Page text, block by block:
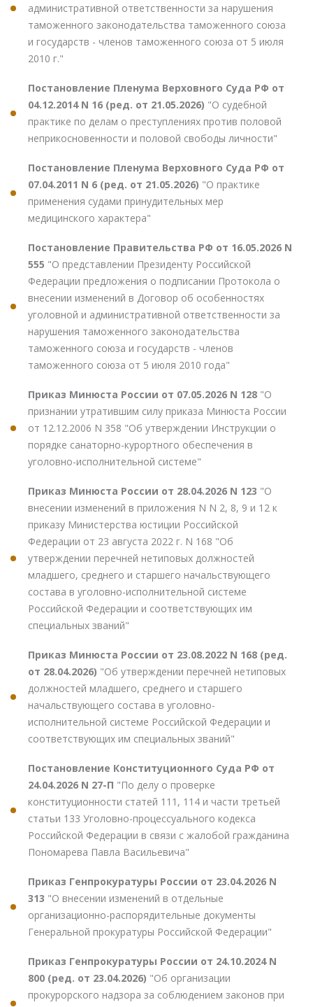
административной ответственности за нарушения
таможенного законодательства таможенного союза
и государств - членов таможенного союза от 5 июля
2010 г."
Постановление Пленума Верховного Суда РФ от
04.12.2014 N 16 (ред. от 21.05.2026) "О судебной
практике по делам о преступлениях против половой
неприкосновенности и половой свободы личности"
Постановление Пленума Верховного Суда РФ от
07.04.2011 N 6 (ред. от 21.05.2026) "О практике
применения судами принудительных мер
медицинского характера"
Постановление Правительства РФ от 16.05.2026 N
555 "О представлении Президенту Российской
Федерации предложения о подписании Протокола о
внесении изменений в Договор об особенностях
уголовной и административной ответственности за
нарушения таможенного законодательства
таможенного союза и государств - членов
таможенного союза от 5 июля 2010 года"
Приказ Минюста России от 07.05.2026 N 128 "О
признании утратившим силу приказа Минюста России
от 12.12.2006 N 358 "Об утверждении Инструкции о
порядке санаторно-курортного обеспечения в
уголовно-исполнительной системе"
Приказ Минюста России от 28.04.2026 N 123 "О
внесении изменений в приложения N N 2, 8, 9 и 12 к
приказу Министерства юстиции Российской
Федерации от 23 августа 2022 г. N 168 "Об
утверждении перечней нетиповых должностей
младшего, среднего и старшего начальствующего
состава в уголовно-исполнительной системе
Российской Федерации и соответствующих им
специальных званий"
Приказ Минюста России от 23.08.2022 N 168 (ред.
от 28.04.2026) "Об утверждении перечней нетиповых
должностей младшего, среднего и старшего
начальствующего состава в уголовно-
исполнительной системе Российской Федерации и
соответствующих им специальных званий"
Постановление Конституционного Суда РФ от
24.04.2026 N 27-П "По делу о проверке
конституционности статей 111, 114 и части третьей
статьи 133 Уголовно-процессуального кодекса
Российской Федерации в связи с жалобой гражданина
Пономарева Павла Васильевича"
Приказ Генпрокуратуры России от 23.04.2026 N
313 "О внесении изменений в отдельные
организационно-распорядительные документы
Генеральной прокуратуры Российской Федерации"
Приказ Генпрокуратуры России от 24.10.2024 N
800 (ред. от 23.04.2026) "Об организации
прокурорского надзора за соблюдением законов при